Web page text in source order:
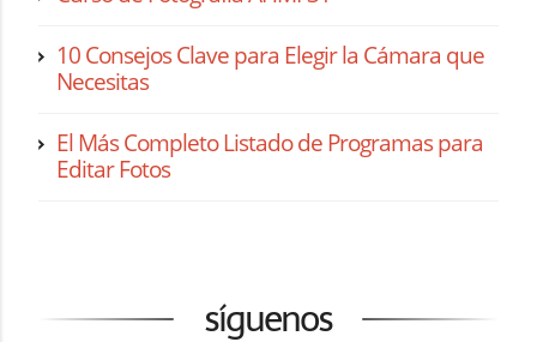
10 Consejos Clave para Elegir la Cámara que
Necesitas
El Más Completo Listado de Programas para
Editar Fotos
síguenos